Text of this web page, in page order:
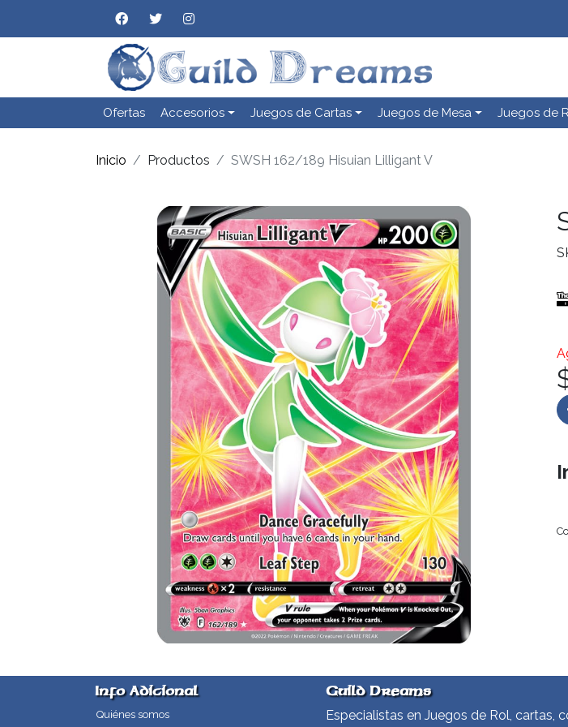
Ofertas Accesorios Juegos de Cartas Juegos de Mesa Juegos de
Inicio Productos SWSH 162/189 Hisuian Lilligant V
Info Adicional
Quiénes somos
Guild Dreams
Especialistas en Juegos de Rol, cartas,